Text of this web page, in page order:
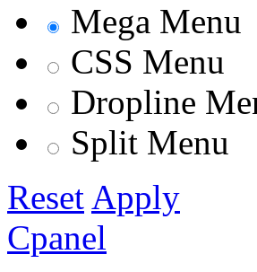
Mega Menu
CSS Menu
Dropline
Split Menu
Reset Apply
Cpanel